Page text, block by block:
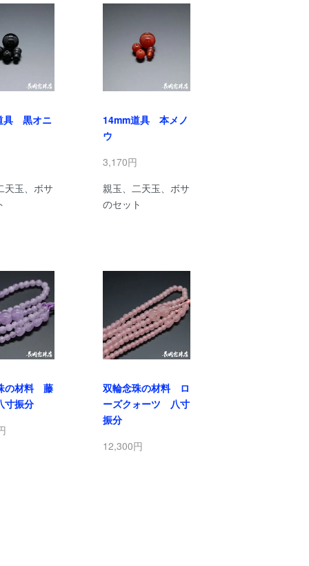
具 黒オニ
天玉、ボサ
14mm道具 本メノ
ウ
3,170円
親玉、二天玉、ボサ
のセット
の材料 藤
振分
双輪念珠の材料 ロ
ーズクォーツ 八寸
振分
12,300円